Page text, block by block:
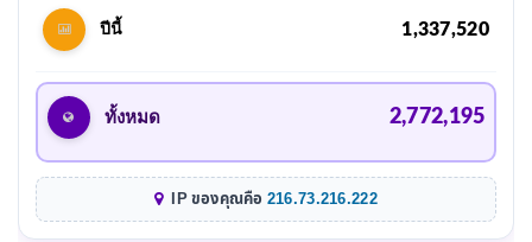
ปีนี้ 1,337,520
ทั้งหมด 2,772,195
IP ของคุณคือ 216.73.216.222